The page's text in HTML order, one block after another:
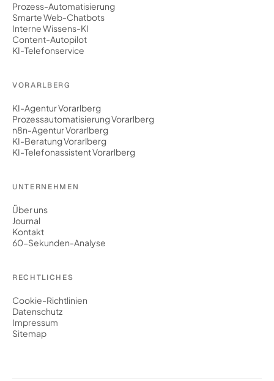
Prozess-Automatisierung
Smarte Web-Chatbots
Interne Wissens-KI
Content-Autopilot
KI-Telefonservice
VORARLBERG
KI-Agentur Vorarlberg
Prozessautomatisierung Vorarlberg
n8n-Agentur Vorarlberg
KI-Beratung Vorarlberg
KI-Telefonassistent Vorarlberg
UNTERNEHMEN
Über uns
Journal
Kontakt
60-Sekunden-Analyse
RECHTLICHES
Cookie-Richtlinien
Datenschutz
Impressum
Sitemap